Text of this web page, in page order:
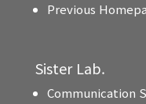
Previous
Sister Lab.
Communication